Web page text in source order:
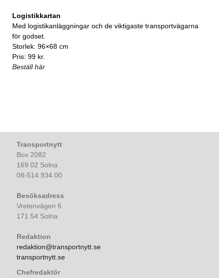
Logistikkartan
Med logistikanläggningar och de viktigaste transportvägarna
för godset.
Storlek: 96×68 cm
Pris: 99 kr.
Beställ här
Transportnytt
Box 2082
169 02 Solna
08-514 934 00
Besöksadress
Vretenvägen 6
171 54 Solna
Redaktion
redaktion@transportnytt.se
transportnytt.se
Chefredaktör